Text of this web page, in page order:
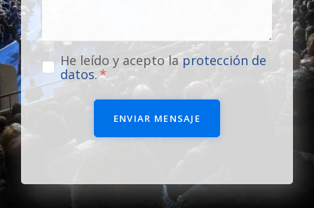
He leído y acepto laprotección de
datos.
ENVIAR MENSAJE